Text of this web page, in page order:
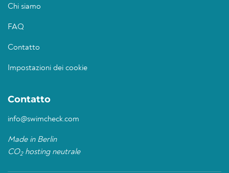
Chi siamo
FAQ
Contatto
Impostazioni dei cookie
Contatto
info@swimcheck.com
Made in Berlin
CO2hosting neutrale